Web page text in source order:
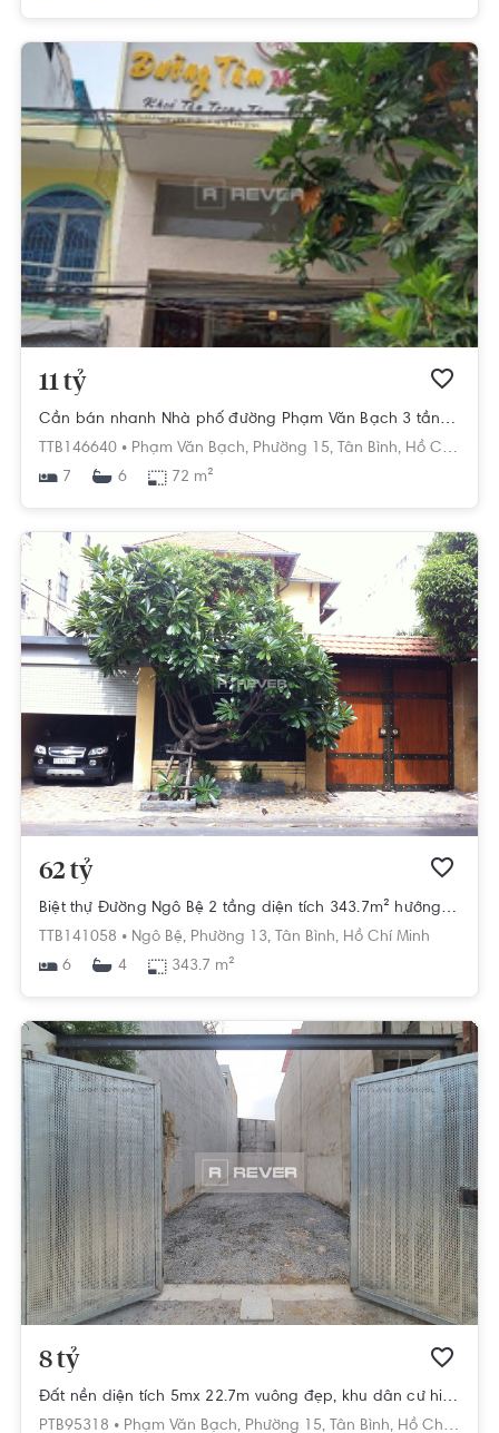
11 tỷ
Cần bán nhanh Nhà phố đường Phạm Văn Bạch 3 tầng, hướng Đông, pháp lý Sổ hồng
TTB146640 • Phạm Văn Bạch, Phường 15, Tân Bình, Hồ Chí Minh
7
6 72 m²
62 tỷ
Biệt thự Đường Ngô Bệ 2 tầng diện tích 343.7m² hướng tây pháp lý sổ hồng
TTB141058 • Ngô Bệ, Phường 13, Tân Bình, Hồ Chí Minh
6
4 343.7 m²
8 tỷ
Đất nền diện tích 5mx 22.7m vuông đẹp, khu dân cư hiện hữu.
PTB95318 • Phạm Văn Bạch, Phường 15, Tân Bình, Hồ Chí Minh